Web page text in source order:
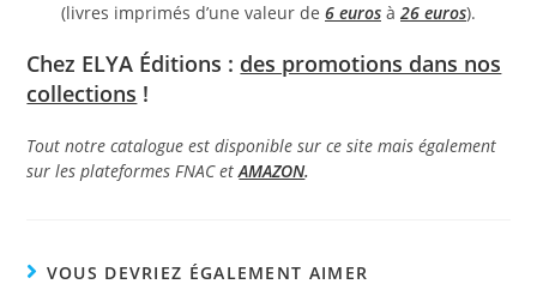
(livres imprimés d’une valeur de 6 euros à 26 euros).
Chez ELYA Éditions : des promotions dans nos
collections !
Tout notre catalogue est disponible sur ce site mais également
sur les plateformes FNAC etAMAZON.
VOUS DEVRIEZ ÉGALEMENT AIMER